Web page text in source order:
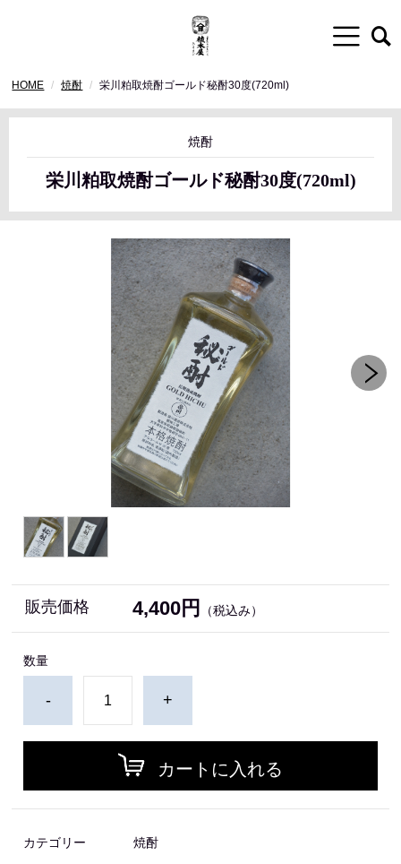
HOME 焼酎 栄川粕取焼酎ゴールド秘酎30度(720ml)
焼酎
栄川粕取焼酎ゴールド秘酎30度(720ml)
販売価格 4,400円 （税込み）
数量
- +
カートに入れる
カテゴリー 焼酎